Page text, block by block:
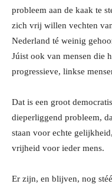
probleem aan de kaak te
zich vrij willen vechten
Nederland té weinig
Júist ook van mensen die
progressieve, linkse
Dat is een groot
dieperliggend probleem,
staan voor echte
vrijheid voor ieder mens.
Er zijn, en blijven, nog